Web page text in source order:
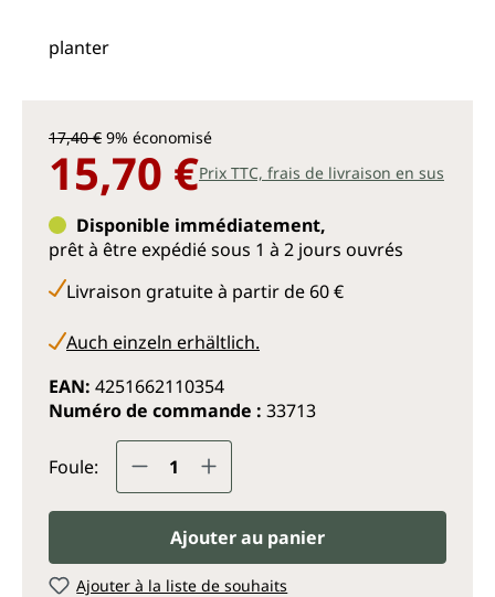
planter
17,40 € 9% économisé
15,70 €Prix TTC, frais de livraison en sus
Disponible immédiatement,
prêt à être expédié sous 1 à 2 jours ouvrés
Livraison gratuite à partir de 60 €
Auch einzeln erhältlich.
EAN: 4251662110354
Numéro de commande : 33713
Foule: Quantité de produit : Entrez la
Ajouter au panier
Ajouter à la liste de souhaits